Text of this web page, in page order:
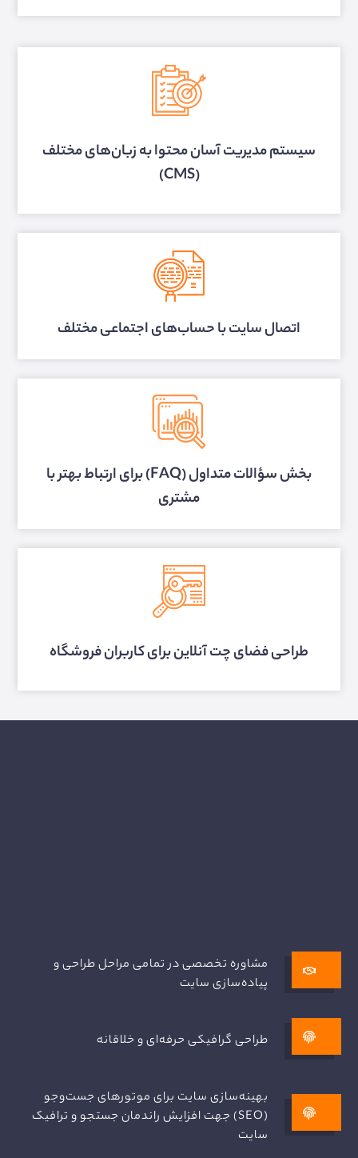
سیستم مدیریت آسان محتوا به زبان‌های مختلف
(CMS)
اتصال سایت با حساب‌های اجتماعی مختلف
بخش سؤالات متداول (FAQ) برای ارتباط بهتر با
مشتری
طراحی فضای چت آنلاین برای کاربران فروشگاه
مشاوره تخصصی در تمامی مراحل طراحی و
پیاده‌سازی سایت
طراحی گرافیکی حرفه‌ای و خلاقانه
بهینه‌سازی سایت برای موتورهای جست‌وجو
(SEO) جهت افزایش راندمان جستجو و ترافیک
سایت